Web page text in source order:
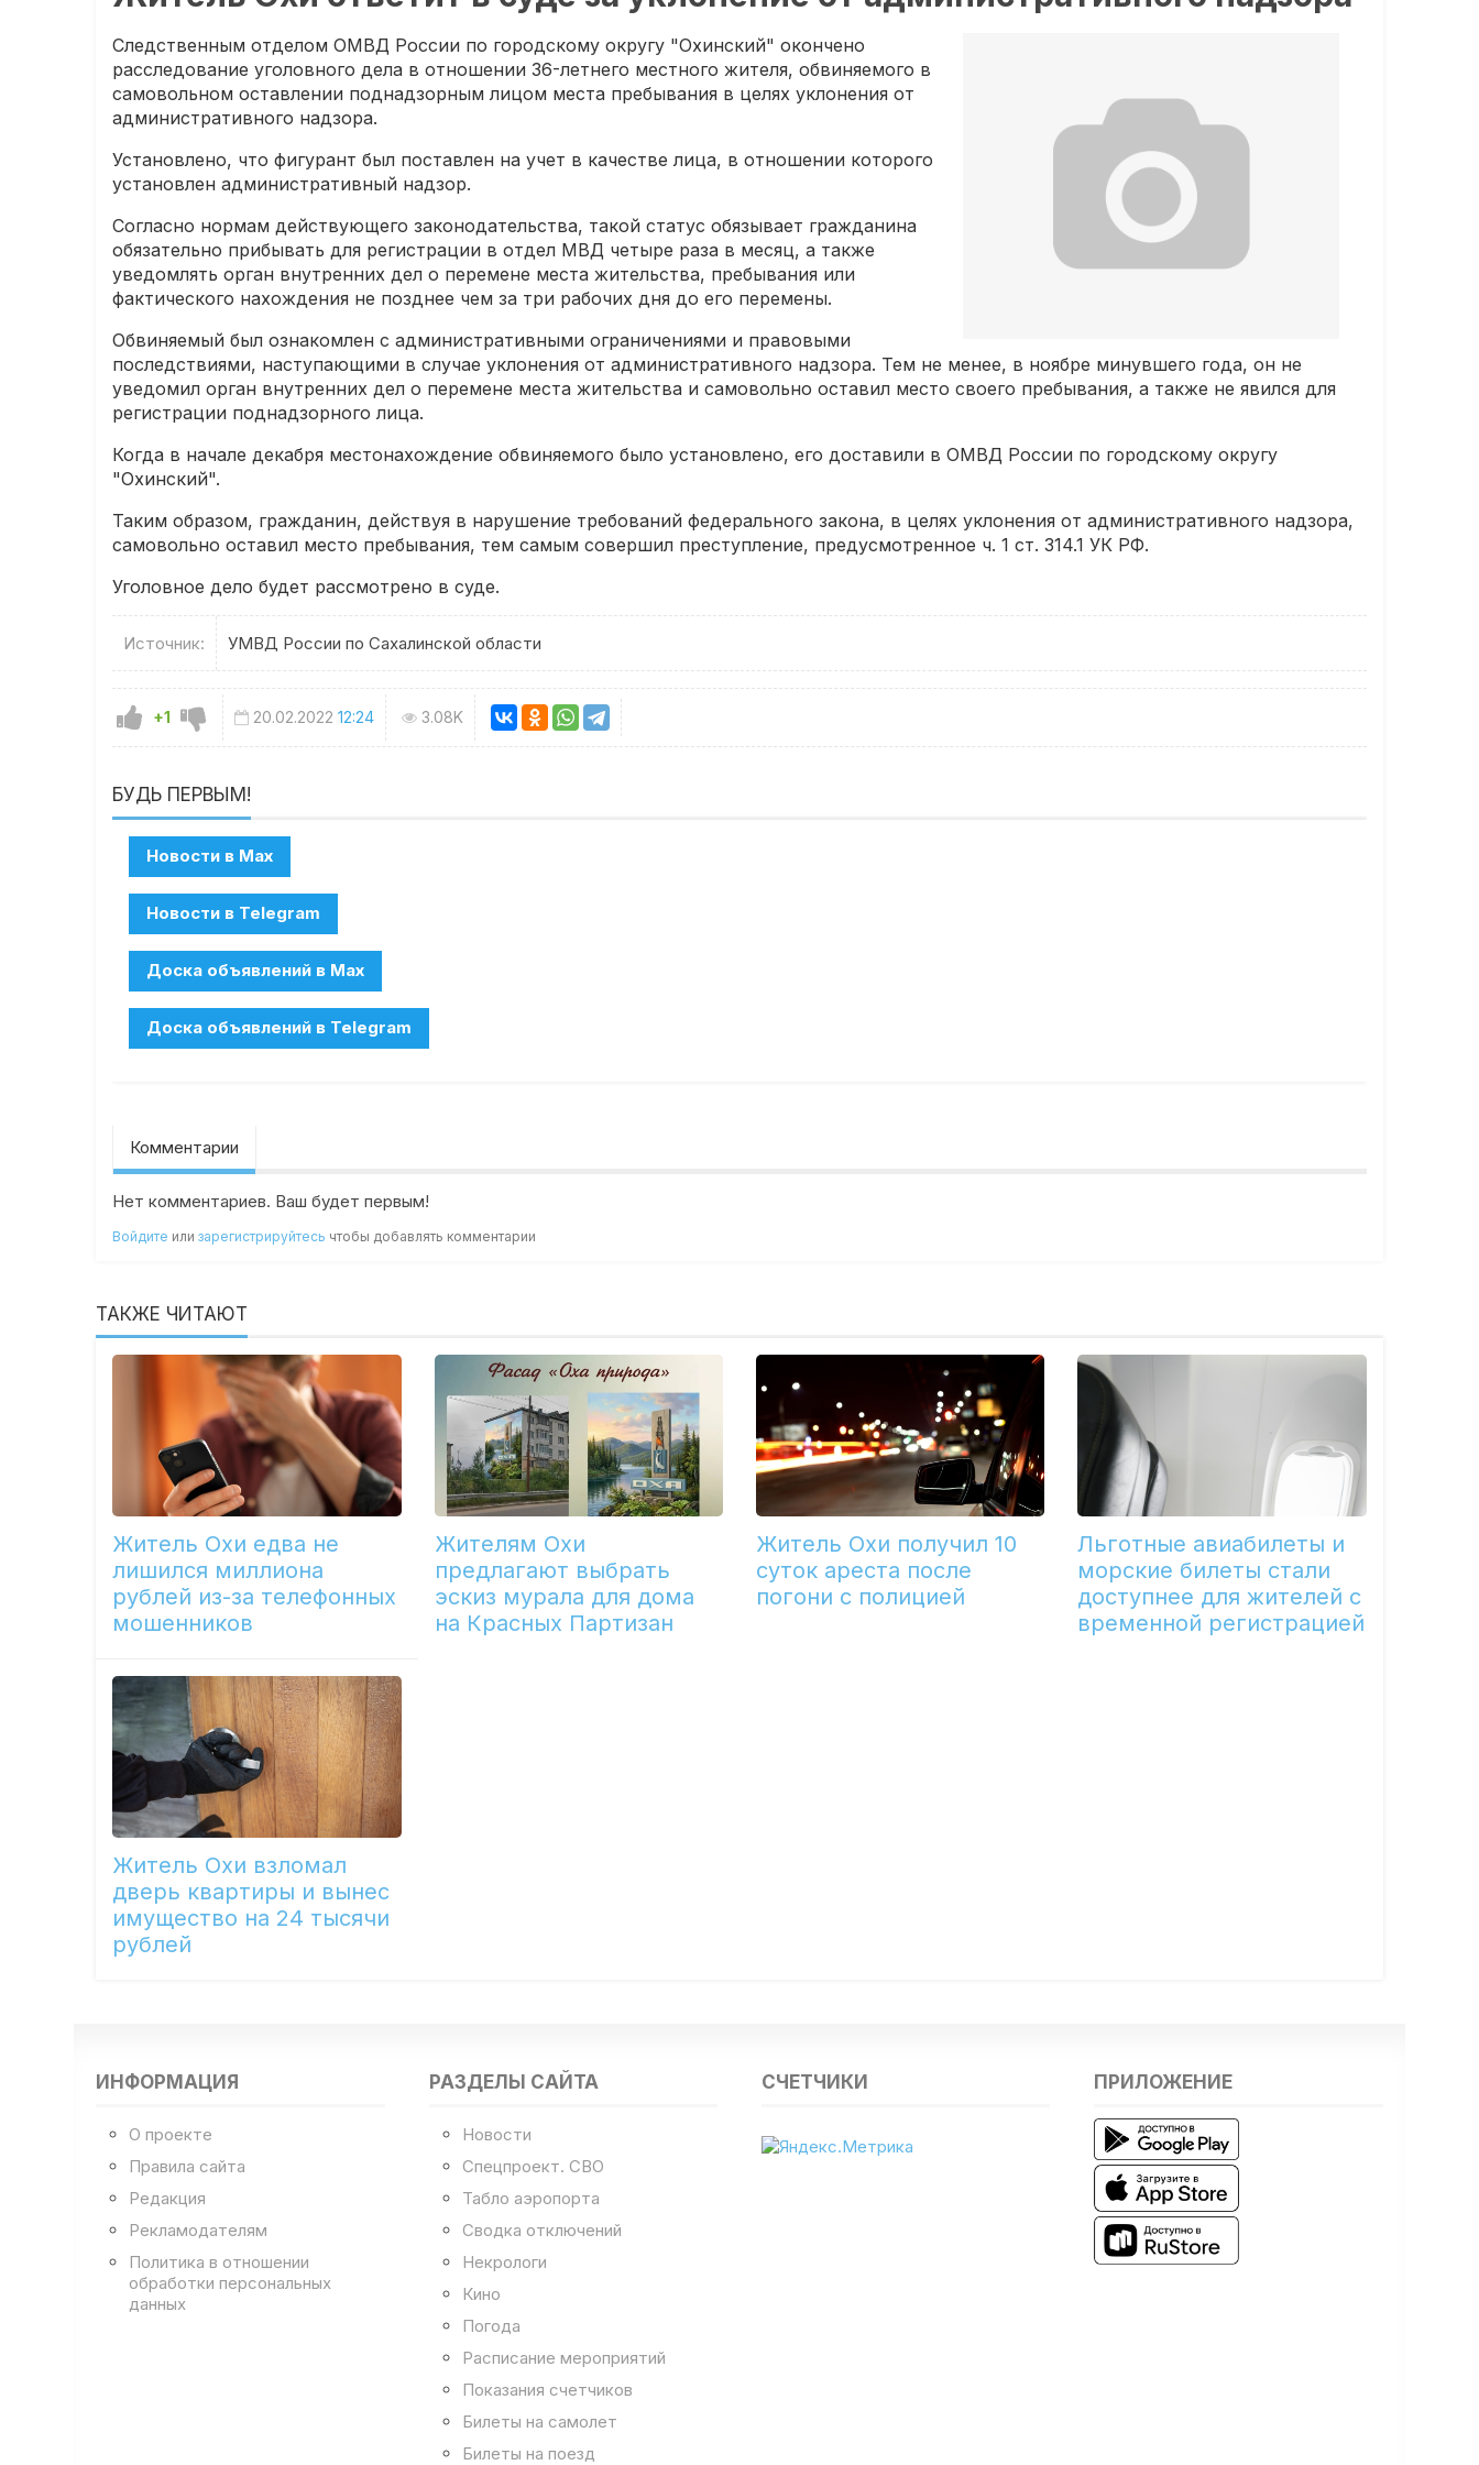
Следственным отделом ОМВД России по городскому округу "Охинский" окончено
расследование уголовного дела в отношении 36-летнего местного жителя, обвиняемого в
самовольном оставлении поднадзорным лицом места пребывания в целях уклонения от
административного надзора.
Установлено, что фигурант был поставлен на учет в качестве лица, в отношении которого
установлен административный надзор.
Согласно нормам действующего законодательства, такой статус обязывает гражданина
обязательно прибывать для регистрации в отдел МВД четыре раза в месяц, а также
уведомлять орган внутренних дел о перемене места жительства, пребывания или
фактического нахождения не позднее чем за три рабочих дня до его перемены.
Обвиняемый был ознакомлен с административными ограничениями и правовыми
последствиями, наступающими в случае уклонения от административного надзора. Тем не менее, в ноябре минувшего года, он не
уведомил орган внутренних дел о перемене места жительства и самовольно оставил место своего пребывания, а также не явился для
регистрации поднадзорного лица.
Когда в начале декабря местонахождение обвиняемого было установлено, его доставили в ОМВД России по городскому округу
"Охинский".
Таким образом, гражданин, действуя в нарушение требований федерального закона, в целях уклонения от административного надзора,
самовольно оставил место пребывания, тем самым совершил преступление, предусмотренное ч. 1 ст. 314.1 УК РФ.
Уголовное дело будет рассмотрено в суде.
Источник: УМВД России по Сахалинской области
+1 20.02.2022 12:24 3.08K
БУДЬ ПЕРВЫМ!
Комментарии
Нет комментариев. Ваш будет первым!
Войдите илизарегистрируйтесь чтобы добавлять комментарии
ТАКЖЕ ЧИТАЮТ
Житель Охи едва не
лишился миллиона
рублей из-за телефонных
мошенников
Жителям Охи
предлагают выбрать
эскиз мурала для дома
на Красных Партизан
Житель Охи получил 10
суток ареста после
погони с полицией
Льготные авиабилеты и
морские билеты стали
доступнее для жителей с
временной регистрацией
Житель Охи взломал
дверь квартиры и вынес
имущество на 24 тысячи
рублей
ИНФОРМАЦИЯ
О проекте
Правила сайта
Редакция
Рекламодателям
Политика в отношении
обработки персональных
данных
РАЗДЕЛЫ САЙТА
Новости
Спецпроект. СВО
Табло аэропорта
Сводка отключений
Некрологи
Кино
Погода
Расписание мероприятий
Показания счетчиков
Билеты на самолет
Билеты на поезд
СЧЕТЧИКИ ПРИЛОЖЕНИЕ